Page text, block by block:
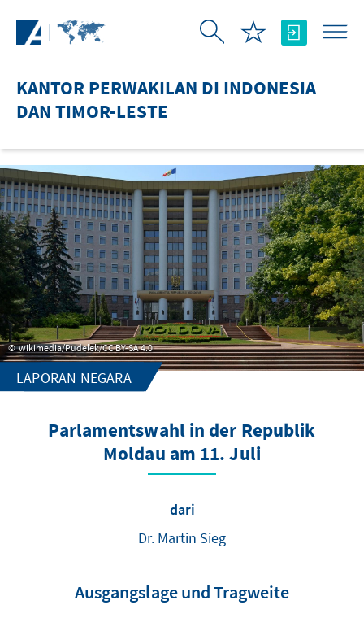
KANTOR PERWAKILAN DI INDONESIA
DAN TIMOR-LESTE
wikimedia/Pudelek/CC BY-SA 4.0
LAPORAN NEGARA
Parlamentswahl in der Republik
Moldau am 11. Juli
dari
Dr. Martin Sieg
Ausgangslage und Tragweite